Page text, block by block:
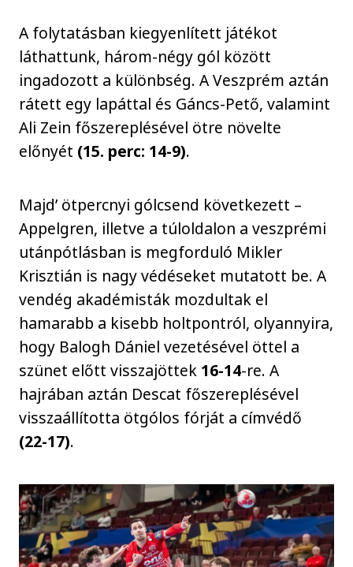
A folytatásban kiegyenlített játékot
láthattunk, három-négy gól között
ingadozott a különbség. A Veszprém aztán
rátett egy lapáttal és Gáncs-Pető, valamint
Ali Zein főszereplésével ötre növelte
előnyét (15. perc: 14-9).
Majd’ ötpercnyi gólcsend következett –
Appelgren, illetve a túloldalon a veszprémi
utánpótlásban is megforduló Mikler
Krisztián is nagy védéseket mutatott be. A
vendég akadémisták mozdultak el
hamarabb a kisebb holtpontról, olyannyira,
hogy Balogh Dániel vezetésével öttel a
szünet előtt visszajöttek 16-14-re. A
hajrában aztán Descat főszereplésével
visszaállította ötgólos fórját a címvédő
(22-17).